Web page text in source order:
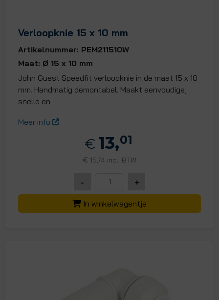
Verloopknie 15 x 10 mm
Artikelnummer: PEM211510W
Maat: Ø 15 x 10 mm
John Guest Speedfit verloopknie in de maat 15 x 10
mm. Handmatig demontabel. Maakt eenvoudige,
snelle en
Meer info
€ 13,01
€ 15,74 incl. BTW
- +
In winkelwagentje